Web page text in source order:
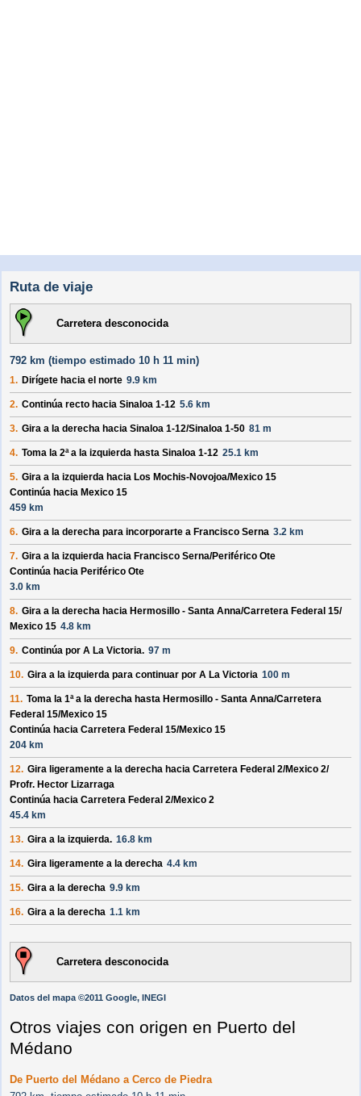
Ruta de viaje
Carretera desconocida
792 km (tiempo estimado 10 h 11 min)
1. Dirígete hacia el norte 9.9 km
2. Continúa recto hacia Sinaloa 1-12 5.6 km
3. Gira a la derecha hacia Sinaloa 1-12/Sinaloa 1-50 81 m
4. Toma la 2ª a la izquierda hasta Sinaloa 1-12 25.1 km
5. Gira a la izquierda hacia Los Mochis-Novojoa/Mexico 15
Continúa hacia Mexico 15
459 km
6. Gira a la derecha para incorporarte a Francisco Serna 3.2 km
7. Gira a la izquierda hacia Francisco Serna/Periférico Ote
Continúa hacia Periférico Ote
3.0 km
8. Gira a la derecha hacia Hermosillo - Santa Anna/Carretera Federal 15/
Mexico 15 4.8 km
9. Continúa por A La Victoria. 97 m
10. Gira a la izquierda para continuar por A La Victoria 100 m
11. Toma la 1ª a la derecha hasta Hermosillo - Santa Anna/Carretera
Federal 15/Mexico 15
Continúa hacia Carretera Federal 15/Mexico 15
204 km
12. Gira ligeramente a la derecha hacia Carretera Federal 2/Mexico 2/
Profr. Hector Lizarraga
Continúa hacia Carretera Federal 2/Mexico 2
45.4 km
13. Gira a la izquierda. 16.8 km
14. Gira ligeramente a la derecha 4.4 km
15. Gira a la derecha 9.9 km
16. Gira a la derecha 1.1 km
Carretera desconocida
Datos del mapa ©2011 Google, INEGI
Otros viajes con origen en Puerto del
Médano
De Puerto del Médano a Cerco de Piedra